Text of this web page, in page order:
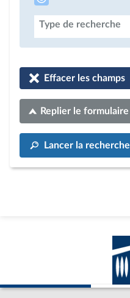
Type de recherche
Effacer les champs
Replier le formulaire
Lancer la recherche